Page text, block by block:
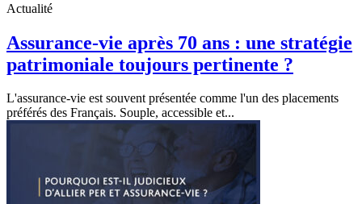
Actualité
Assurance-vie après 70 ans : une stratégie
patrimoniale toujours pertinente ?
L'assurance-vie est souvent présentée comme l'un des placements
préférés des Français. Souple, accessible et...